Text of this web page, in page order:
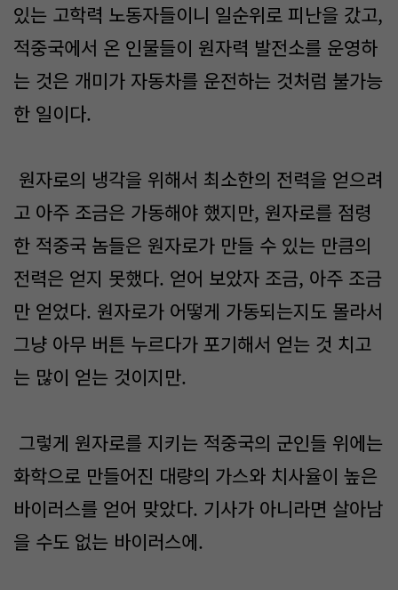
있는 고학력 노동자들이니 일순위로 피난을 갔고,
적중국에서 온 인물들이 원자력 발전소를 운영하
는 것은 개미가 자동차를 운전하는 것처럼 불가능
한 일이다.
원자로의 냉각을 위해서 최소한의 전력을 얻으려
고 아주 조금은 가동해야 했지만, 원자로를 점령
한 적중국 놈들은 원자로가 만들 수 있는 만큼의
전력은 얻지 못했다. 얻어 보았자 조금, 아주 조금
만 얻었다. 원자로가 어떻게 가동되는지도 몰라서
그냥 아무 버튼 누르다가 포기해서 얻는 것 치고
는 많이 얻는 것이지만.
그렇게 원자로를 지키는 적중국의 군인들 위에는
화학으로 만들어진 대량의 가스와 치사율이 높은
바이러스를 얻어 맞았다. 기사가 아니라면 살아남
을 수도 없는 바이러스에.